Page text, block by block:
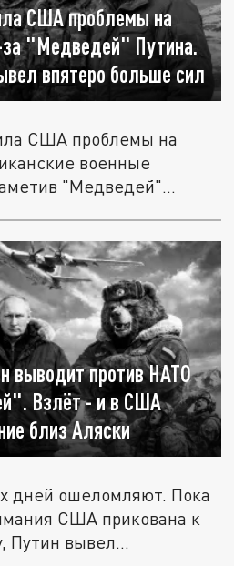
США проблемы на
за "Медведей" Путина.
впятеро больше сил
США проблемы на
военные
"Медведей"...
выводит против НАТО
Взлёт - и в США
близ Аляски
дней ошеломляют. Пока
США прикована к
Путин вывел...